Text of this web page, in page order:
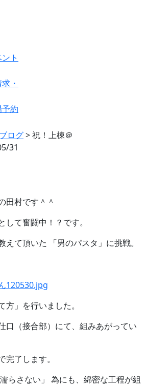
ト
・
約
ログ>祝！上棟＠
31
田村です＾＾
て奮闘中！？です。
えて頂いた 「男のパスタ」に挑戦。
」を行いました。
口（接合部）にて、組みあがってい
了します。
らさない」 為にも、綿密な工程が組